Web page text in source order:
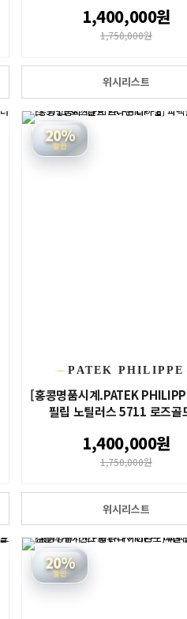
1,400,000원
1,750,000원
위시리스트
20%
할인
PATEK PHILIPPE
[홍콩명품시계.PATEK
필립 노틸러스 5711 로즈골
1,400,000원
1,750,000원
위시리스트
20%
할인